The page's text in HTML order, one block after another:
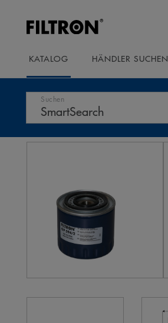
KATALOG HÄNDLER SUCHEN
Suchen